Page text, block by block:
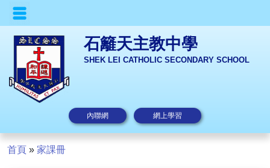
石籬天主教中學
SHEK LEI CATHOLIC SECONDARY SCHOOL
內聯網 網上學習
首頁 » 家課冊